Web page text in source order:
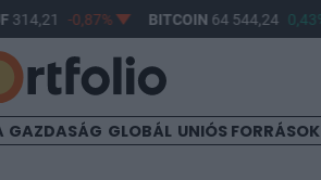
314,21 -0,87% BITCOIN64 544,24 0,43%
GAZDASÁG GLOBÁL UNIÓS FORRÁSOK